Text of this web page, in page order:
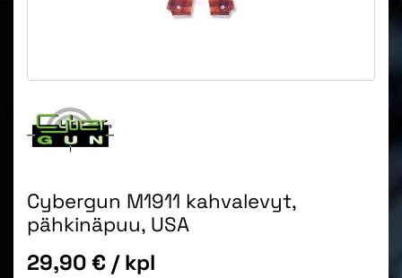
Cybergun M1911 kahvalevyt,
pähkinäpuu, USA
Hinta
29,90 € / kpl